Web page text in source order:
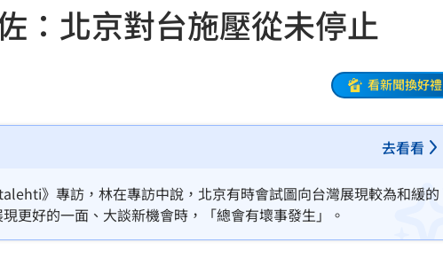
他 14:35
14:25
北京對台施壓從未停止
看新聞換好禮
去看看
》專訪，林在專訪中說，北京有時會試圖向台灣展現較為和緩的
更好的一面、大談新機會時，「總會有壞事發生」。